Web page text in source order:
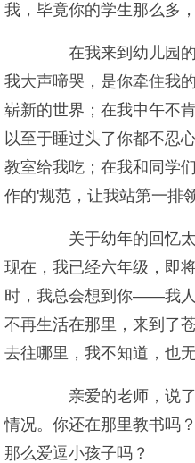
我，毕竟你的学生那么
在我来到幼儿园的
我大声啼哭，是你牵住我
崭新的世界；在我中午不
以至于睡过头了你都不忍
教室给我吃；在我和同学
作的'规范，让我站第一
关于幼年的回忆太
现在，我已经六年级，即
时，我总会想到你——我
不再生活在那里，来到了
去往哪里，我不知道，也无
亲爱的老师，说了
情况。你还在那里教书吗
那么爱逗小孩子吗？